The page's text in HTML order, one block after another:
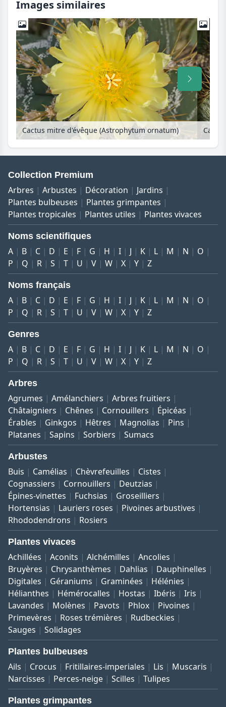
Images similaires
Cactus mitre d'évêque (Astrophytum ornatum)
Collection Premium
Arbres Arbustes Décoration
Jardins
Plantes bulbeuses
Plantes grimpantes
Plantes tropicales
Plantes utiles Plantes vivaces
Noms scientifiques
A B C D E F G H I J K L M N
O
P
Q R S T U V W X Y Z
Noms français
A B C D E F G H I J K L M N
O
P
Q R S T U V W X Y Z
Genres
A B C D E F G H I J K L M N
O
P
Q R S T U V W X Y Z
Arbres
Agrumes Amélanchiers
Arbres fruitiers
Châtaigniers
Chênes Cornouillers
Épicéas
Érables
Ginkgos Hêtres Magnolias
Pins
Platanes
Sapins Sorbiers Sumacs
Arbustes
Buis Camélias Chèvrefeuilles
Cistes
Cognassiers
Cornouillers
Deutzias
Épines-vinettes
Fuchsias
Groseilliers
Hortensias
Lauriers roses
Pivoines arbustives
Rhododendrons
Rosiers
Plantes vivaces
Achillées Aconits Alchémilles
Ancolies
Bruyères
Chrysanthèmes Dahlias
Dauphinelles
Digitales
Géraniums Graminées
Hélénies
Hélianthes
Hémérocalles Hostas Ibéris
Iris
Lavandes
Molènes Pavots Phlox
Pivoines
Primevères
Roses trémières
Rudbeckies
Sauges
Solidages
Plantes bulbeuses
Ails Crocus Fritillaires-imperiales Lis
Muscaris
Narcisses
Perces-neige Scilles Tulipes
Plantes grimpantes